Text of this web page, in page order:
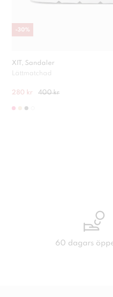
XIT, Sandaler
Lättmatchad
280 kr 400 kr
-30%
60 dagars